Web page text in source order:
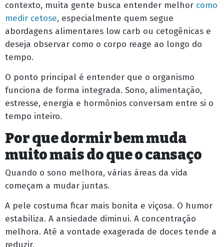
contexto, muita gente busca entender melhor como
medir cetose, especialmente quem segue
abordagens alimentares low carb ou cetogênicas e
deseja observar como o corpo reage ao longo do
tempo.
O ponto principal é entender que o organismo
funciona de forma integrada. Sono, alimentação,
estresse, energia e hormônios conversam entre si o
tempo inteiro.
Por que dormir bem muda
muito mais do que o cansaço
Quando o sono melhora, várias áreas da vida
começam a mudar juntas.
A pele costuma ficar mais bonita e viçosa. O humor
estabiliza. A ansiedade diminui. A concentração
melhora. Até a vontade exagerada de doces tende a
reduzir.